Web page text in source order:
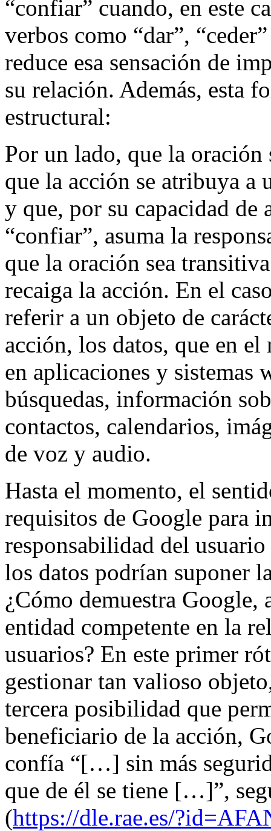
“confiar” cuando, en este
verbos como “dar”,
reduce esa sensación de
su relación. Además, esta
estructural:
Por un lado, que la oración
que la acción se atribuya a
y que, por su capacidad de
“confiar”, asuma la
que la oración sea
recaiga la acción. En el
referir a un objeto de
acción, los datos, que en
en aplicaciones y sistemas
búsquedas, información
contactos, calendarios,
de voz y audio.
Hasta el momento, el
requisitos de Google para
responsabilidad del
los datos podrían suponer
¿Cómo demuestra
entidad competente en la
usuarios? En este primer
gestionar tan valioso
tercera posibilidad que
beneficiario de la acción,
confía “[…] sin más
que de él se tiene […]”,
(https://dle.rae.es/